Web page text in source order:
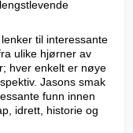
til interessante
ulike hjørner av
hver enkelt er nøye
Jasons smak
funn innen
idrett, historie og